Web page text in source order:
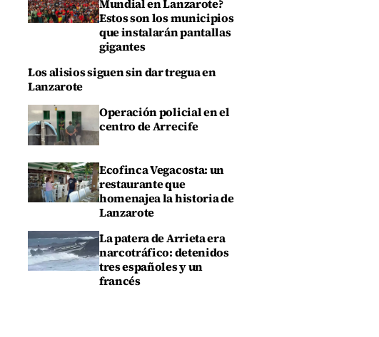
Mundial en Lanzarote?
Estos son los municipios
que instalarán pantallas
gigantes
Los alisios siguen sin dar tregua en
Lanzarote
Operación policial en el
centro de Arrecife
Ecofinca Vegacosta: un
restaurante que
homenajea la historia de
Lanzarote
La patera de Arrieta era
narcotráfico: detenidos
tres españoles y un
francés